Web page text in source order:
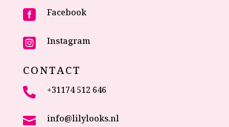
 Facebook
 Instagram
CONTACT
 +31174 512 646
 info@lilylooks.nl